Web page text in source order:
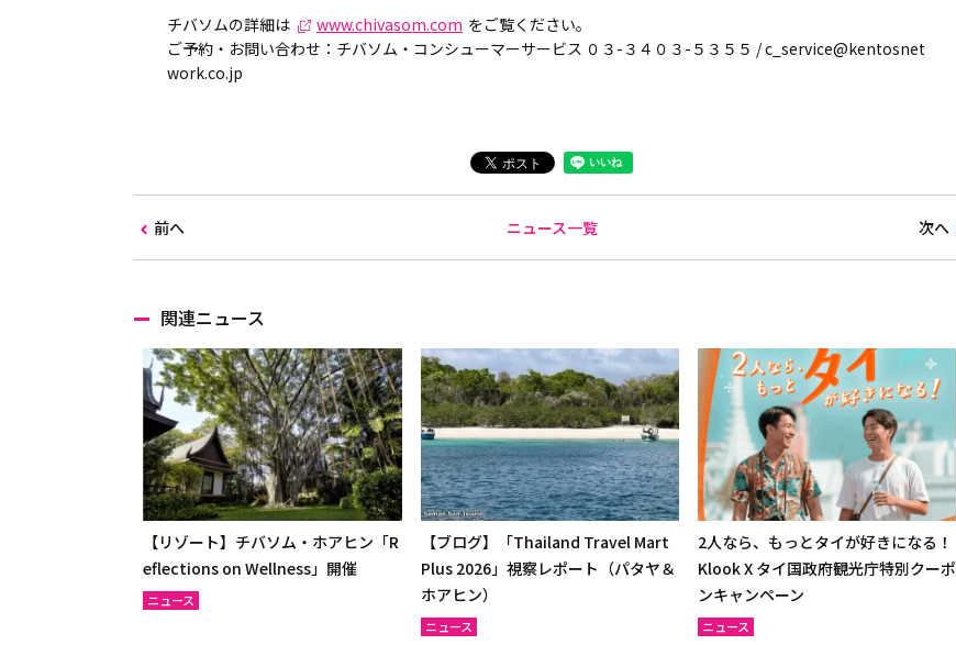
チバソムの詳細は www.chivasom.com をご覧ください。
ご予約・お問い合わせ：チバソム・コンシューマーサービス ０３-３４０３-５３５５ / c_service@kentosnet
work.co.jp
前へ ニュース一覧 次へ
関連ニュース
【リゾート】チバソム・ホアヒン「R
eflections on Wellness」開催
ニュース
【ブログ】「Thailand Travel Mart
Plus 2026」視察レポート（パタヤ＆
ホアヒン）
ニュース
2人なら、もっとタイが好きになる！
Klook X タイ国政府観光庁特別クーポ
ンキャンペーン
ニュース